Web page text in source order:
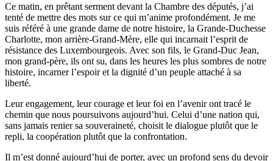
Ce matin, en prêtant serment devant la Chambre des députés, j’ai
tenté de mettre des mots sur ce qui m’anime profondément. Je me
suis référé à une grande dame de notre histoire, la Grande-Duchesse
Charlotte, mon arrière-Grand-Mère, elle qui incarnait l’esprit de
résistance des Luxembourgeois. Avec son fils, le Grand-Duc Jean,
mon grand-père, ils ont su, dans les heures les plus sombres de notre
histoire, incarner l’espoir et la dignité d’un peuple attaché à sa
liberté.
Leur engagement, leur courage et leur foi en l’avenir ont tracé le
chemin que nous poursuivons aujourd’hui. Celui d’une nation qui,
sans jamais renier sa souveraineté, choisit le dialogue plutôt que le
repli, la coopération plutôt que la confrontation.
Il m’est donné aujourd’hui de porter, avec un profond sens du devoir